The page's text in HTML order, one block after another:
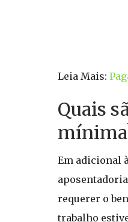
Leia Mais:
Quais
Em adicional
requerer o
trabalho